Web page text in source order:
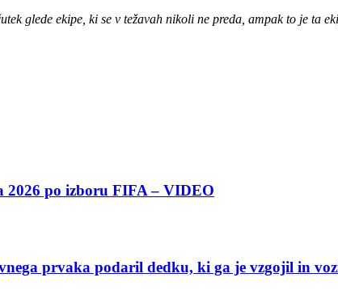
glede ekipe, ki se v težavah nikoli ne preda, ampak to je ta
2026 po izboru FIFA – VIDEO
prvaka podaril dedku, ki ga je vzgojil in